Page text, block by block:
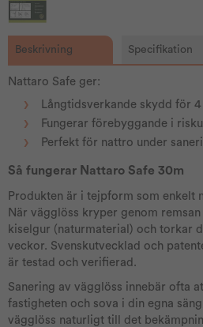
Beskrivning Specifikation
Nattaro Safe ger:
Långtidsverkande skydd för 4
Fungerar förebyggande i
Perfekt för nattro under
Så fungerar Nattaro Safe 30m
Produkten är i tejpform som enkelt
När vägglöss kryper genom
kiselgur (naturmaterial) och torkar
veckor. Svenskutvecklad och
är testad och verifierad.
Sanering av vägglöss innebär ofta
fastigheten och sova i din egna
vägglöss naturligt till det